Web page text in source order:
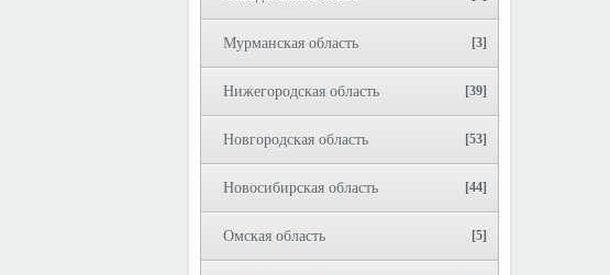
Мурманская область [3]
Нижегородская область [39]
Новгородская область [53]
Новосибирская область [44]
Омская область [5]